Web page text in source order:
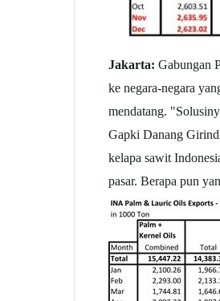
Jakarta: Gabungan
ke negara-negara
mendatang.
Gapki Danang
kelapa sawit
pasar. Berapa pun